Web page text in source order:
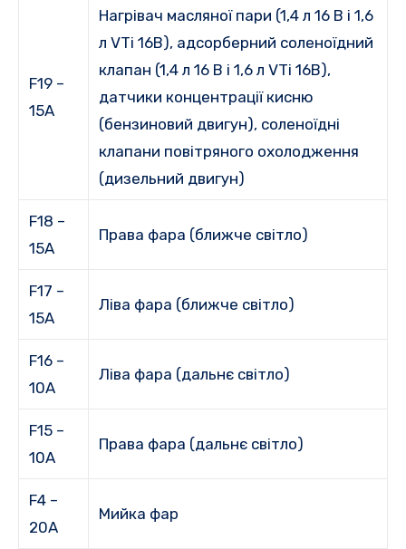
F19 –
15A
Нагрівач масляної пари (1,4 л 16 В і 1,6
л VTi 16В), адсорберний соленоїдний
клапан (1,4 л 16 В і 1,6 л VTi 16В),
датчики концентрації кисню
(бензиновий двигун), соленоїдні
клапани повітряного охолодження
(дизельний двигун)
F18 –
15A
Права фара (ближче світло)
F17 –
15A
Ліва фара (ближче світло)
F16 –
10A
Ліва фара (дальнє світло)
F15 –
10A
Права фара (дальнє світло)
F4 –
20A
Мийка фар